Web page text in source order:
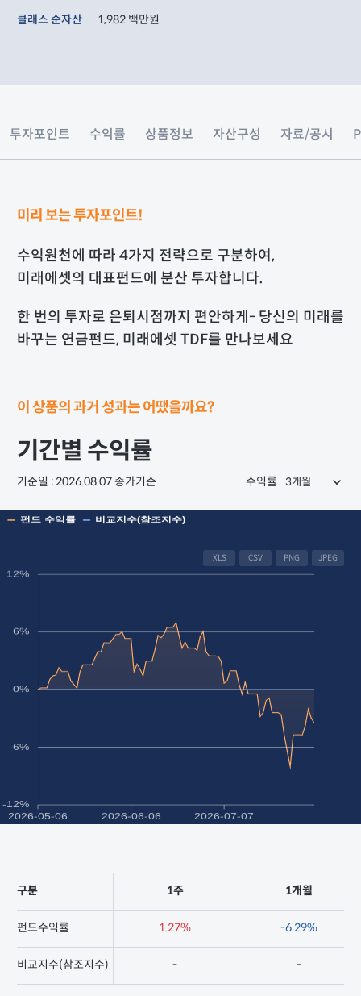
클래스 순자산
1,982 백만원
투자포인트 수익률 상품정보 자산구성 자료/공시
미리 보는 투자포인트!
수익원천에 따라 4가지 전략으로 구분하여,
미래에셋의 대표펀드에 분산 투자합니다.
한 번의 투자로 은퇴시점까지 편안하게- 당신의 미래를
바꾸는 연금펀드, 미래에셋 TDF를 만나보세요
이 상품의 과거 성과는 어땠을까요?
기간별 수익률
기준일 : 2026.08.07 종가기준 수익률
XLS CSV PNG JPEG
구분
펀드수익률
비교지수(참조지수)
1주 1개월
1.27% -6.29%
- -